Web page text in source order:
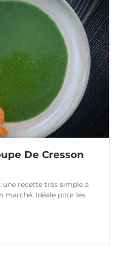
De Cresson
recette très simple à
marché. Idéale pour les